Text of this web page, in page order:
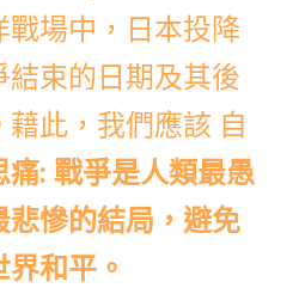
戰場中， 日本投降
結束的日期及其後
此，我們應該 自
痛: 戰爭是人類最愚
悲慘的結局，避免
和平。